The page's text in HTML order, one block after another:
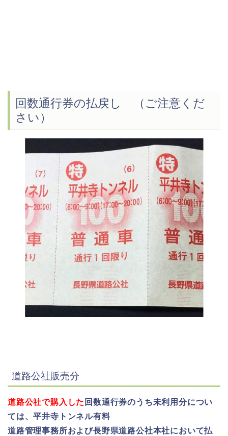
回数通行券の払戻し （ご注意くだ
さい）
道路公社販売分
道路公社で購入した 回数通行券のうち未利用分につい
ては、平井寺トンネル有料
道路管理事務所および長野県道路公社本社において払